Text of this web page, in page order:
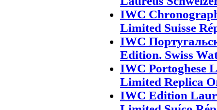
IWC
Limited Suisse
IWC
Edition. Swiss
IWC Portoghese
Limited Replica
IWC Edition